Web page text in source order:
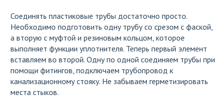
Соединять пластиковые трубы достаточно просто.
Необходимо подготовить одну трубу со срезом с фаской,
а вторую с муфтой и резиновым кольцом, которое
выполняет функции уплотнителя. Теперь первый элемент
вставляем во второй. Одну по одной соединяем трубы при
помощи фитингов, подключаем трубопровод к
канализационному стояку. Не забываем герметизировать
места стыков.